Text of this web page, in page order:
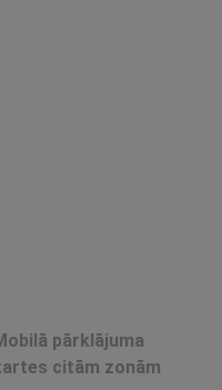
pārklājuma
citām zonām